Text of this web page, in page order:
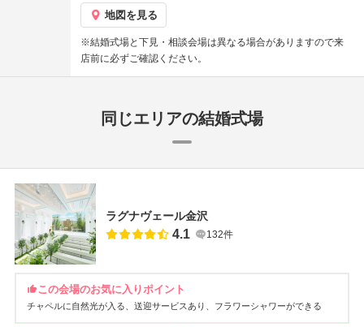
地図を見る
※結婚式場と下見・相談会場は異なる場合がありますので来
店前に必ずご確認ください。
同じエリアの結婚式場
ラグナヴェール金沢
4.1 132件
この会場のお気に入りポイント
チャペルに自然光が入る 送迎サービスあり フラワーシャワーができる